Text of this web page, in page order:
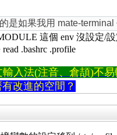
是如果我用 mate-
這個 env 沒設定/
.bashrc .profile
輸入法(注音、倉頡)不
改進的空間？